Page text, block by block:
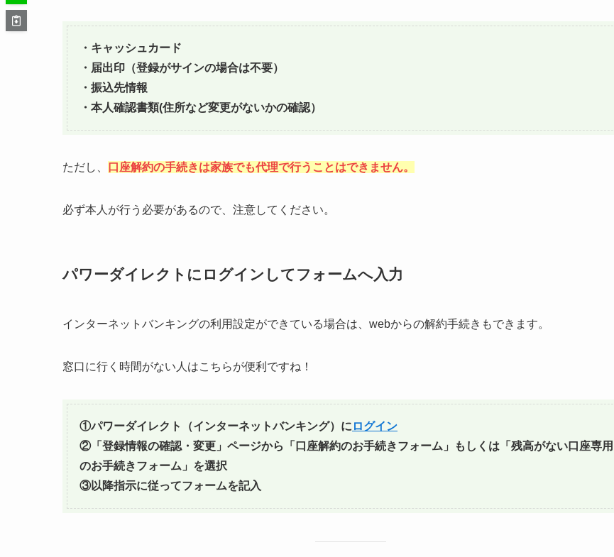
・キャッシュカード
・届出印（登録がサインの場合は不要）
・振込先情報
・本人確認書類(住所など変更がないかの確認）
ただし、 口座解約の手続きは家族でも代理で行うことはできません。
必ず本人が行う必要があるので、注意してください。
パワーダイレクトにログインしてフォームへ入力
インターネットバンキングの利用設定ができている場合は、webからの解約手続きもできます。
窓口に行く時間がない人はこちらが便利ですね！
①パワーダイレクト（インターネットバンキング）に ログイン
②「登録情報の確認・変更」ページから「口座解約のお手続きフォーム」もしくは「残高がない口座専用
のお手続きフォーム」を選択
③以降指示に従ってフォームを記入